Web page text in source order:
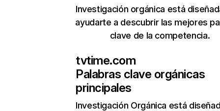
Investigación orgánica está
ayudarte a descubrir las mejores
clave de la competencia.
tvtime.com
Palabras clave orgánicas
principales
Investigación Orgánica está